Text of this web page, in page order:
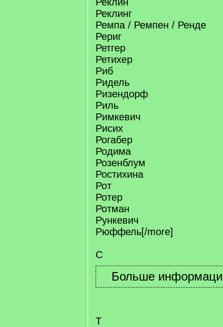
Реклинг
Ремпа / Ремпен / Ренде
Рериг
Ретгер
Ретихер
Риб
Ридель
Ризендорф
Риль
Римкевич
Рисих
Рогабер
Родима
Розенблум
Ростихина
Рот
Ротер
Ротман
Рункевич
Рюффель[/more]
С
Т